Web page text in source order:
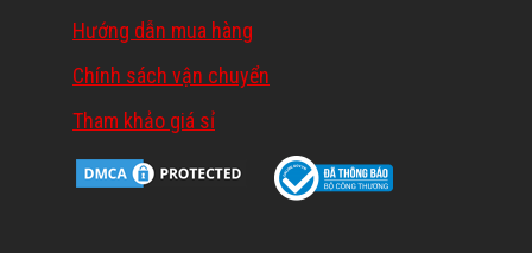
Hướng dẫn mua hàng
Chính sách vận chuyển
Tham khảo giá sỉ